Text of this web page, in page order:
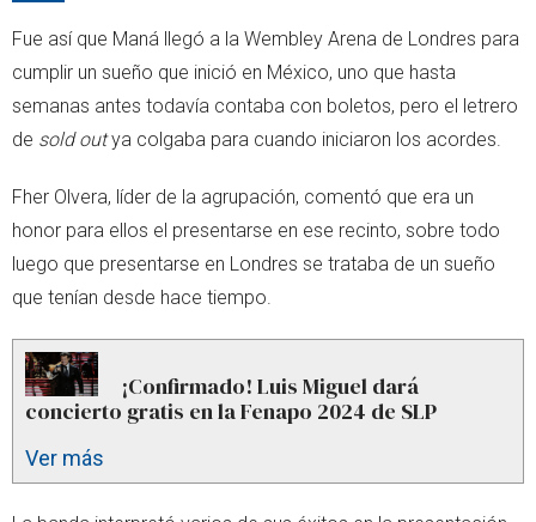
Fue así que Maná llegó a la Wembley Arena de Londres para
cumplir un sueño que inició en México, uno que hasta
semanas antes todavía contaba con boletos, pero el letrero
de sold outya colgaba para cuando iniciaron los acordes.
Fher Olvera, líder de la agrupación, comentó que era un
honor para ellos el presentarse en ese recinto, sobre todo
luego que presentarse en Londres se trataba de un sueño
que tenían desde hace tiempo.
¡Confirmado! Luis Miguel dará
concierto gratis en la Fenapo 2024 de SLP
Ver más